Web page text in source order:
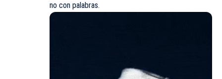
no con palabras.